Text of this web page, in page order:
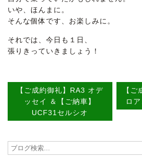
いや、ほんまに。
そんな個体です、お楽しみに。
それでは、今日も１日、
張りきっていきましょう！
【ご成約御礼】RA3 オデ
ッセイ ＆【ご納車】
UCF31セルシオ
【
ロ